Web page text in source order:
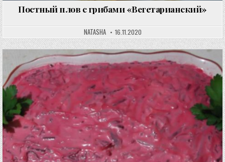
Постный плов с грибами «Вегетарианский»
NATASHA 16.11.2020